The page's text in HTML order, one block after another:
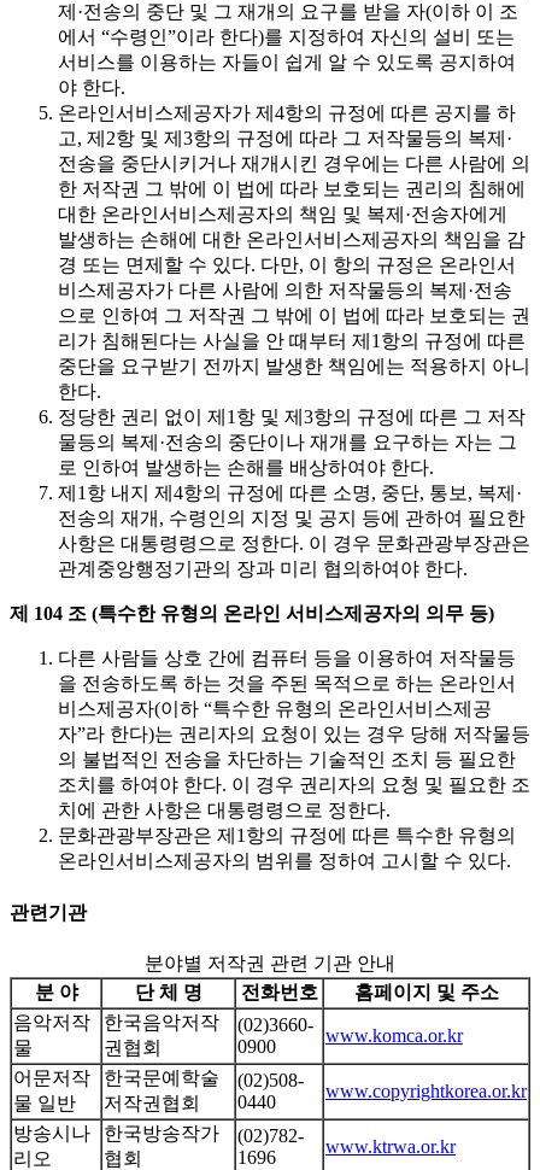
제·전송의 중단 및 그 재개의 요구를 받을 자(이하 이 조
에서 “수령인”이라 한다)를 지정하여 자신의 설비 또는
서비스를 이용하는 자들이 쉽게 알 수 있도록 공지하여
야 한다.
온라인서비스제공자가 제4항의 규정에 따른 공지를 하
고, 제2항 및 제3항의 규정에 따라 그 저작물등의 복제·
전송을 중단시키거나 재개시킨 경우에는 다른 사람에 의
한 저작권 그 밖에 이 법에 따라 보호되는 권리의 침해에
대한 온라인서비스제공자의 책임 및 복제·전송자에게
발생하는 손해에 대한 온라인서비스제공자의 책임을 감
경 또는 면제할 수 있다. 다만, 이 항의 규정은 온라인서
비스제공자가 다른 사람에 의한 저작물등의 복제·전송
으로 인하여 그 저작권 그 밖에 이 법에 따라 보호되는 권
리가 침해된다는 사실을 안 때부터 제1항의 규정에 따른
중단을 요구받기 전까지 발생한 책임에는 적용하지 아니
한다.
정당한 권리 없이 제1항 및 제3항의 규정에 따른 그 저작
물등의 복제·전송의 중단이나 재개를 요구하는 자는 그
로 인하여 발생하는 손해를 배상하여야 한다.
제1항 내지 제4항의 규정에 따른 소명, 중단, 통보, 복제·
전송의 재개, 수령인의 지정 및 공지 등에 관하여 필요한
사항은 대통령령으로 정한다. 이 경우 문화관광부장관은
관계중앙행정기관의 장과 미리 협의하여야 한다.
제 104 조 (특수한 유형의 온라인 서비스제공자의 의무 등)
다른 사람들 상호 간에 컴퓨터 등을 이용하여 저작물등
을 전송하도록 하는 것을 주된 목적으로 하는 온라인서
비스제공자(이하 “특수한 유형의 온라인서비스제공
자”라 한다)는 권리자의 요청이 있는 경우 당해 저작물등
의 불법적인 전송을 차단하는 기술적인 조치 등 필요한
조치를 하여야 한다. 이 경우 권리자의 요청 및 필요한 조
치에 관한 사항은 대통령령으로 정한다.
문화관광부장관은 제1항의 규정에 따른 특수한 유형의
온라인서비스제공자의 범위를 정하여 고시할 수 있다.
관련기관
분야별 저작권 관련 기관 안내
분 야
단 체 명 전화번호
홈페이지 및 주소
음악저작
물
한국음악저작
권협회
(02)3660-
0900
www.komca.or.kr
어문저작
물 일반
한국문예학술
저작권협회
(02)508-
0440
www.copyrightkorea.or.kr
방송시나
리오
한국방송작가
협회
(02)782-
1696
www.ktrwa.or.kr